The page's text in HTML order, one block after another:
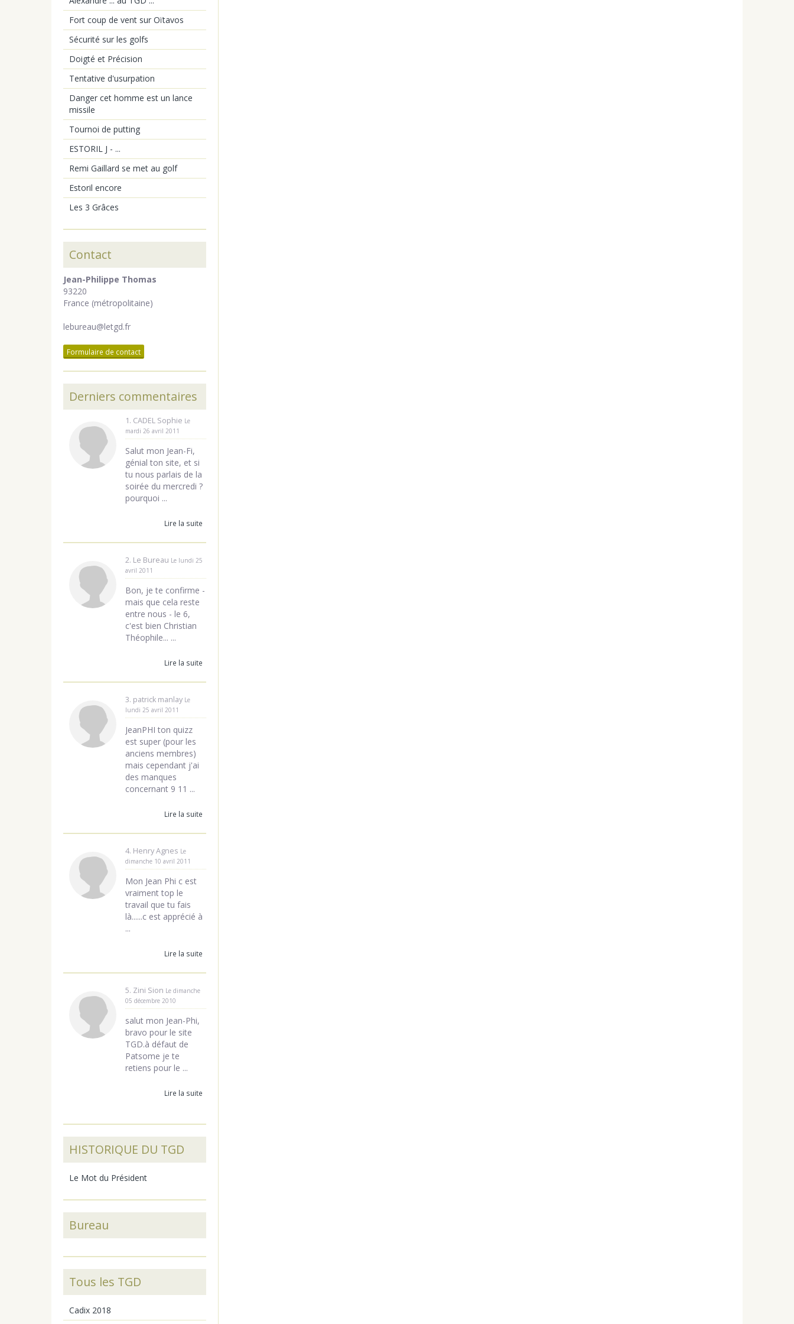
Fort coup de vent sur Oïtavos
Sécurité sur les golfs
Doigté et Précision
Tentative d'usurpation
Danger cet homme est un lance
missile
Tournoi de putting
ESTORIL J - ...
Remi Gaillard se met au golf
Estoril encore
Les 3 Grâces
Contact
Jean-Philippe Thomas
93220
France (métropolitaine)
lebureau@letgd.fr
Formulaire de contact
Derniers commentaires
1. CADEL Sophie Le
mardi 26 avril 2011
Salut mon Jean-Fi,
génial ton site, et si
tu nous parlais de la
soirée du mercredi ?
pourquoi ...
Lire la suite
2. Le Bureau Le lundi 25
avril 2011
Bon, je te confirme -
mais que cela reste
entre nous - le 6,
c'est bien Christian
Théophile... ...
Lire la suite
3. patrick manlay Le
lundi 25 avril 2011
JeanPHI ton quizz
est super (pour les
anciens membres)
mais cependant j'ai
des manques
concernant 9 11 ...
Lire la suite
4. Henry Agnes Le
dimanche 10 avril 2011
Mon Jean Phi c est
vraiment top le
travail que tu fais
là......c est apprécié à
...
Lire la suite
5. Zini Sion Le dimanche
05 décembre 2010
salut mon Jean-Phi,
bravo pour le site
TGD.à défaut de
Patsome je te
retiens pour le ...
Lire la suite
HISTORIQUE DU TGD
Le Mot du Président
Bureau
Tous les TGD
Cadix 2018